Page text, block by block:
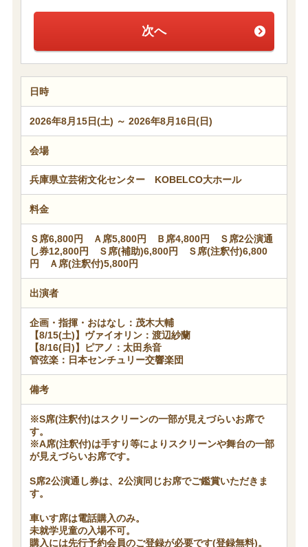
次へ
日時
2026年8月15日(土) ～ 2026年8月16日(日)
会場
兵庫県立芸術文化センター KOBELCO大ホール
料金
Ｓ席6,800円 Ａ席5,800円 Ｂ席4,800円 Ｓ席2公演通
し券12,800円 Ｓ席(補助)6,800円 Ｓ席(注釈付)6,800
円 Ａ席(注釈付)5,800円
出演者
企画・指揮・おはなし：茂木大輔
【8/15(土)】ヴァイオリン：渡辺紗蘭
【8/16(日)】ピアノ：太田糸音
管弦楽：日本センチュリー交響楽団
備考
※S席(注釈付)はスクリーンの一部が見えづらいお席で
す。
※A席(注釈付)は手すり等によりスクリーンや舞台の一部
が見えづらいお席です。
S席2公演通し券は、2公演同じお席でご鑑賞いただきま
す。
車いす席は電話購入のみ。
未就学児童の入場不可。
購入には先行予約会員のご登録が必要です(登録無料)。